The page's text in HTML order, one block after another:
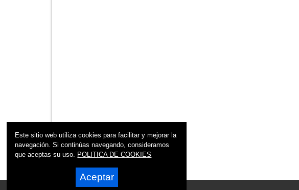
Este sitio web utiliza cookies para facilitar y mejorar la
navegación. Si continúas navegando, consideramos
que aceptas su uso. POLITICA DE COOKIES
Aceptar